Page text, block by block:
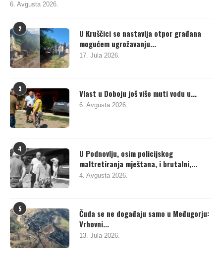
6. Avgusta 2026.
2
U Kruščici se nastavlja otpor građana
mogućem ugrožavanju...
17. Jula 2026.
3 Vlast u Doboju još više muti vodu u...
6. Avgusta 2026.
4
U Podnovlju, osim policijskog
maltretiranja mještana, i brutalni,...
4. Avgusta 2026.
5
Čuda se ne događaju samo u Međugorju:
Vrhovni...
13. Jula 2026.